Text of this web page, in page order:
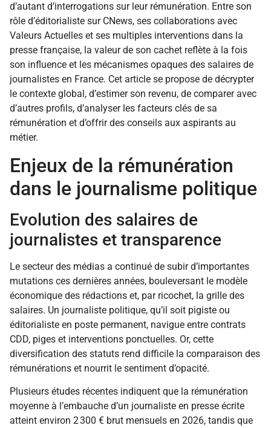
d’autant d’interrogations sur leur rémunération. Entre son
rôle d’éditorialiste sur CNews, ses collaborations avec
Valeurs Actuelles et ses multiples interventions dans la
presse française, la valeur de son cachet reflète à la fois
son influence et les mécanismes opaques des salaires de
journalistes en France. Cet article se propose de décrypter
le contexte global, d’estimer son revenu, de comparer avec
d’autres profils, d’analyser les facteurs clés de sa
rémunération et d’offrir des conseils aux aspirants au
métier.
Enjeux de la rémunération
dans le journalisme politique
Evolution des salaires de
journalistes et transparence
Le secteur des médias a continué de subir d’importantes
mutations ces dernières années, bouleversant le modèle
économique des rédactions et, par ricochet, la grille des
salaires. Un journaliste politique, qu’il soit pigiste ou
éditorialiste en poste permanent, navigue entre contrats
CDD, piges et interventions ponctuelles. Or, cette
diversification des statuts rend difficile la comparaison des
rémunérations et nourrit le sentiment d’opacité.
Plusieurs études récentes indiquent que la rémunération
moyenne à l’embauche d’un journaliste en presse écrite
atteint environ 2 300 € brut mensuels en 2026, tandis que